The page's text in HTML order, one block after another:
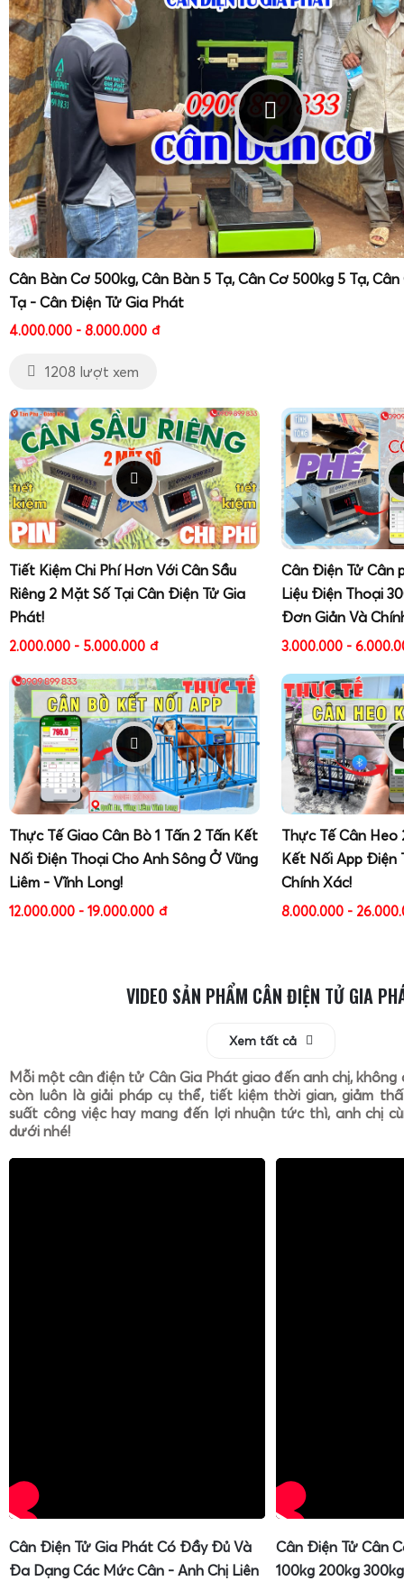
Cân Bàn Cơ 500kg, Cân Bàn 5 Tạ, Cân Cơ 500kg 5 Tạ,
Tạ - Cân Điện Tử Gia Phát
4.000.000 - 8.000.000 đ
1208 lượt xem
Tiết Kiệm Chi Phí Hơn Với Cân Sầu
Riêng 2 Mặt Số Tại Cân Điện Tử Gia
Phát!
2.000.000 - 5.000.000 đ
Cân Điện Tử Cân
Liệu Điện Thoại
Đơn Giản Và
3.000.000 -
Thực Tế Giao Cân Bò 1 Tấn 2 Tấn Kết
Nối Điện Thoại Cho Anh Sông Ở Vũng
Liêm - Vĩnh Long!
12.000.000 - 19.000.000 đ
Thực Tế Cân
Kết Nối App Điện
Chính Xác!
8.000.000 -
VIDEO SẢN PHẨM CÂN ĐIỆN TỬ GIA
Xem tất cả
Mỗi một cân điện tử Cân Gia Phát giao đến anh chị, không
còn luôn là giải pháp cụ thể, tiết kiệm thời gian, giảm
suất công việc hay mang đến lợi nhuận tức thì, anh chị
dưới nhé!
Cân Điện Tử Gia Phát Có Đầy Đủ Và
Đa Dạng Các Mức Cân - Anh Chị Liên
Cân Điện Tử Cân
100kg 200kg